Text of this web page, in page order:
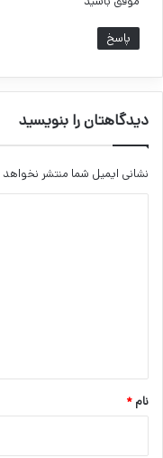
پاسخ
دیدگاهتان را بنویسید
نشانی ایمیل شما منتشر
نام *